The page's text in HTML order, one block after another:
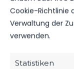
Cookie-Richtlinie
Verwaltung der
verwenden.
Statistiken
DAS
AUCH